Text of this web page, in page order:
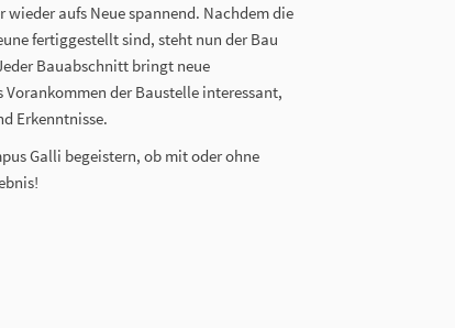
aufs Neue spannend. Nachdem die
fertiggestellt sind, steht nun der Bau
Bauabschnitt bringt neue
der Baustelle interessant,
Erkenntnisse.
Galli begeistern, ob mit oder ohne